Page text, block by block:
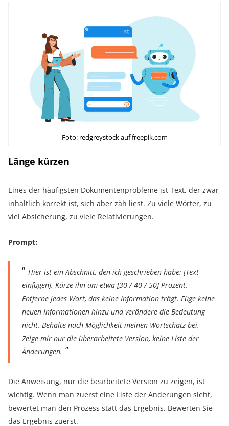
Foto: redgreystock auf freepik.com
Länge kürzen
Eines der häufigsten Dokumentenprobleme ist Text, der zwar
inhaltlich korrekt ist, sich aber zäh liest. Zu viele Wörter, zu
viel Absicherung, zu viele Relativierungen.
Prompt:
Hier ist ein Abschnitt, den ich geschrieben habe: [Text
einfügen]. Kürze ihn um etwa [30 / 40 / 50] Prozent.
Entferne jedes Wort, das keine Information trägt. Füge keine
neuen Informationen hinzu und verändere die Bedeutung
nicht. Behalte nach Möglichkeit meinen Wortschatz bei.
Zeige mir nur die überarbeitete Version, keine Liste der
Änderungen.
Die Anweisung, nur die bearbeitete Version zu zeigen, ist
wichtig. Wenn man zuerst eine Liste der Änderungen sieht,
bewertet man den Prozess statt das Ergebnis. Bewerten Sie
das Ergebnis zuerst.